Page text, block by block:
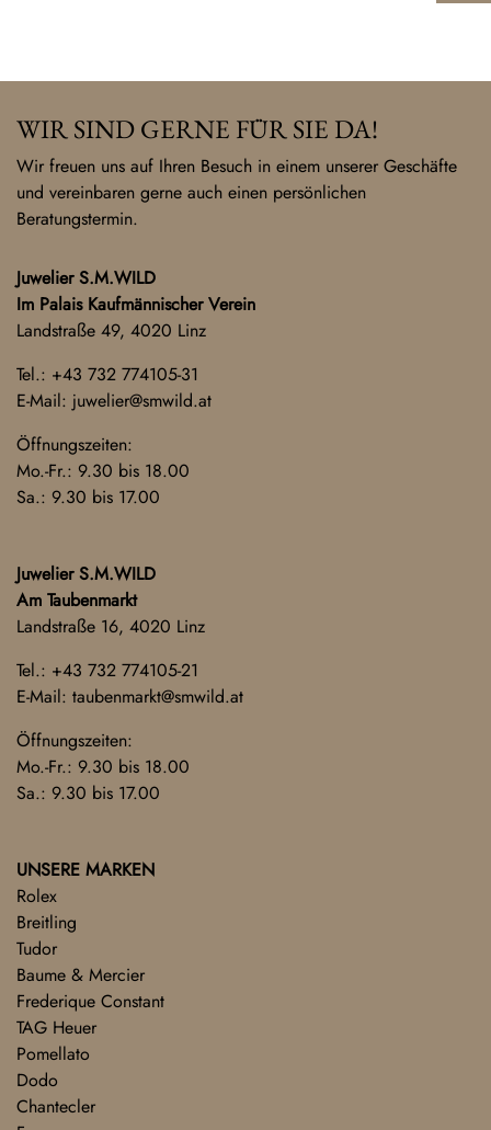
WIR SIND GERNE FÜR SIE DA!
Wir freuen uns auf Ihren Besuch in einem unserer Geschäfte
und vereinbaren gerne auch einen persönlichen
Beratungstermin.
Juwelier S.M.WILD
Im Palais Kaufmännischer Verein
Landstraße 49, 4020 Linz
Tel.: +43 732 774105-31
E-Mail: juwelier@smwild.at
Öffnungszeiten:
Mo.-Fr.: 9.30 bis 18.00
Sa.: 9.30 bis 17.00
Juwelier S.M.WILD
Am Taubenmarkt
Landstraße 16, 4020 Linz
Tel.: +43 732 774105-21
E-Mail: taubenmarkt@smwild.at
Öffnungszeiten:
Mo.-Fr.: 9.30 bis 18.00
Sa.: 9.30 bis 17.00
UNSERE MARKEN
Rolex
Breitling
Tudor
Baume & Mercier
Frederique Constant
TAG Heuer
Pomellato
Dodo
Chantecler